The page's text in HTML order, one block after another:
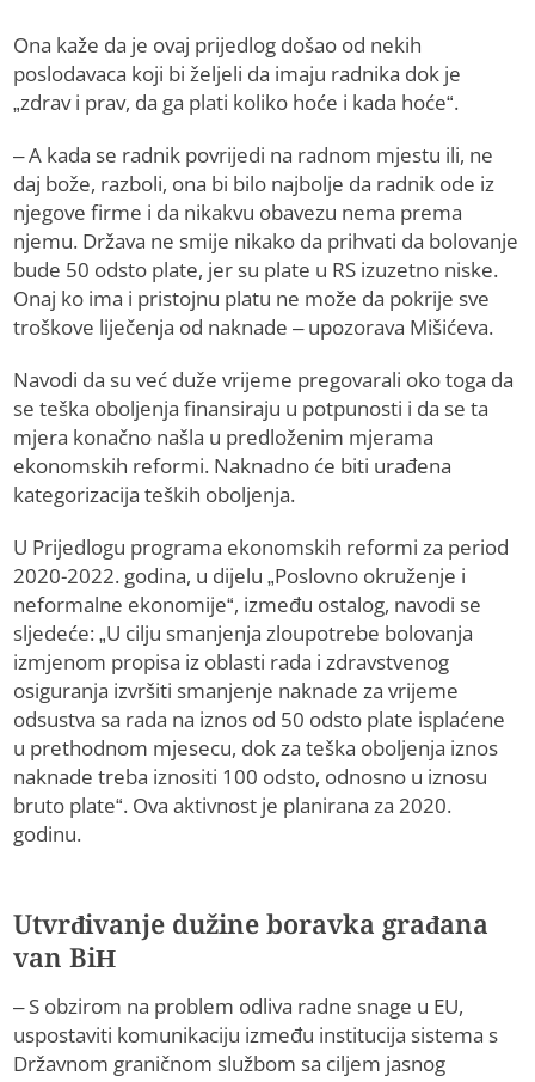
Ona kaže da je ovaj prijedlog došao od nekih
poslodavaca koji bi željeli da imaju radnika dok je
„zdrav i prav, da ga plati koliko hoće i kada hoće“.
– A kada se radnik povrijedi na radnom mjestu ili, ne
daj bože, razboli, ona bi bilo najbolje da radnik ode iz
njegove firme i da nikakvu obavezu nema prema
njemu. Država ne smije nikako da prihvati da bolovanje
bude 50 odsto plate, jer su plate u RS izuzetno niske.
Onaj ko ima i pristojnu platu ne može da pokrije sve
troškove liječenja od naknade – upozorava Mišićeva.
Navodi da su već duže vrijeme pregovarali oko toga da
se teška oboljenja finansiraju u potpunosti i da se ta
mjera konačno našla u predloženim mjerama
ekonomskih reformi. Naknadno će biti urađena
kategorizacija teških oboljenja.
U Prijedlogu programa ekonomskih reformi za period
2020-2022. godina, u dijelu „Poslovno okruženje i
neformalne ekonomije“, između ostalog, navodi se
sljedeće: „U cilju smanjenja zloupotrebe bolovanja
izmjenom propisa iz oblasti rada i zdravstvenog
osiguranja izvršiti smanjenje naknade za vrijeme
odsustva sa rada na iznos od 50 odsto plate isplaćene
u prethodnom mjesecu, dok za teška oboljenja iznos
naknade treba iznositi 100 odsto, odnosno u iznosu
bruto plate“. Ova aktivnost je planirana za 2020.
godinu.
Utvrđivanje dužine boravka građana
van BiH
– S obzirom na problem odliva radne snage u EU,
uspostaviti komunikaciju između institucija sistema s
Državnom graničnom službom sa ciljem jasnog